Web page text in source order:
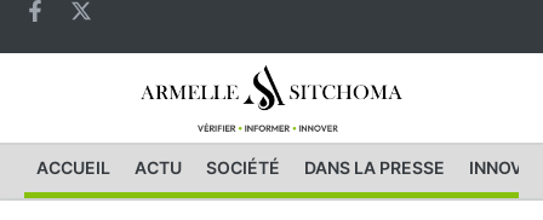
ACCUEIL ACTU SOCIÉTÉ DANS LA PRESSE